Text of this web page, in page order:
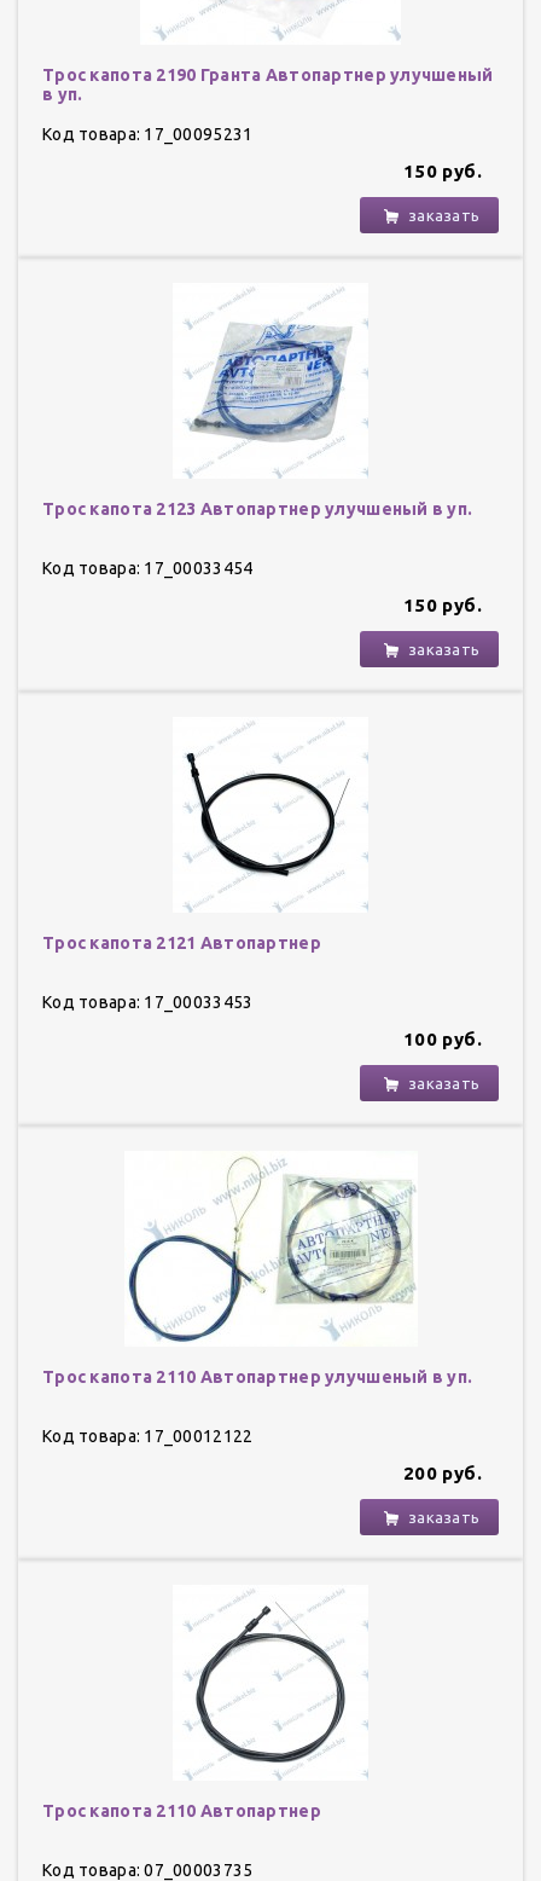
Трос капота 2190 Гранта Автопартнер улучшеный
в уп.
Код товара: 17_00095231
150 руб.
заказать
Трос капота 2123 Автопартнер улучшеный в уп.
Код товара: 17_00033454
150 руб.
заказать
Трос капота 2121 Автопартнер
Код товара: 17_00033453
100 руб.
заказать
Трос капота 2110 Автопартнер улучшеный в уп.
Код товара: 17_00012122
200 руб.
заказать
Трос капота 2110 Автопартнер
Код товара: 07_00003735